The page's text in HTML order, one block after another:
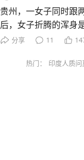
贵州，一女子同时跟
后，女子折腾的浑身
打电话过来，新男友
直接把对方给伤害了
晚报，8月2日报道。） 要说这件事怨谁，说一句红颜、
分享 11
热门： 印度人质问